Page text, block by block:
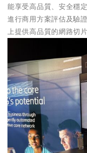
能享受高品質、安全穩
進行商用方案評估及驗
上提供高品質的網路切片